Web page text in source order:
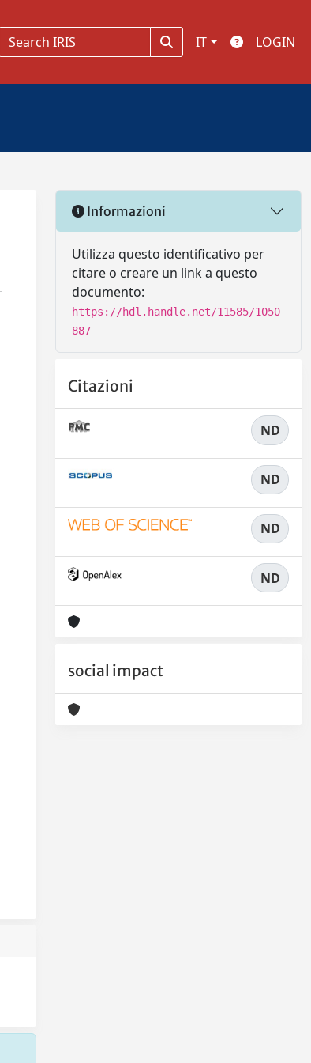
IT LOGIN
Informazioni
Utilizza questo identificativo per
citare o creare un link a questo
documento:
https://hdl.handle.net/11585/1050
887
Citazioni
ND
ND
ND
ND
social impact